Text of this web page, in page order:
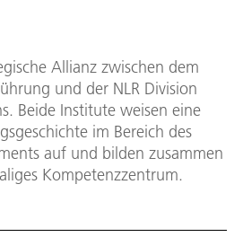
Allianz zwischen dem
und der NLR Division
Beide Institute weisen eine
im Bereich des
auf und bilden zusammen
Kompetenzzentrum.